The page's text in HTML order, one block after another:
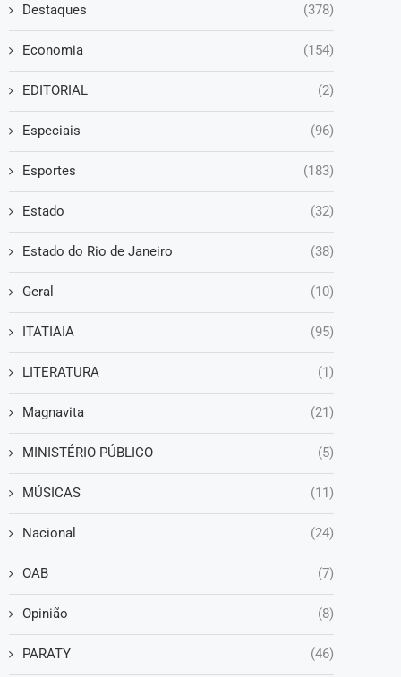
Destaques (378)
Economia (154)
EDITORIAL (2)
Especiais (96)
Esportes (183)
Estado (32)
Estado do Rio de Janeiro (38)
Geral (10)
ITATIAIA (95)
LITERATURA (1)
Magnavita (21)
MINISTÉRIO PÚBLICO (5)
MÚSICAS (11)
Nacional (24)
OAB (7)
Opinião (8)
PARATY (46)